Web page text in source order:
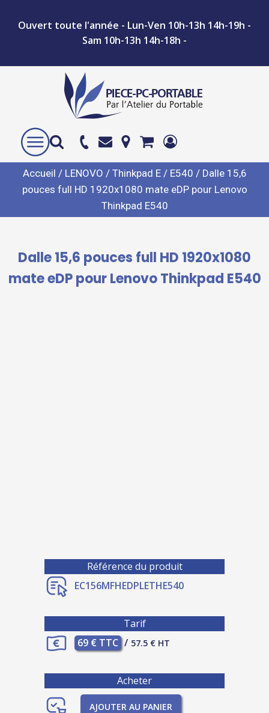
Ouvert toute l'année - Lun-Ven 10h-13h 14h-19h -
Sam 10h-13h 14h-18h -
Accueil / LENOVO / Thinkpad E/ E540 / Dalle 15,6
pouces full HD 1920x1080 mate eDP pour Lenovo
Thinkpad E540
Dalle 15,6 pouces full HD 1920x1080
mate eDP pour Lenovo Thinkpad E540
Référence du produit
EC156MFHEDPLETHE540
Tarif
69 € TTC / 57.5 € HT
Acheter
AJOUTER AU PANIER